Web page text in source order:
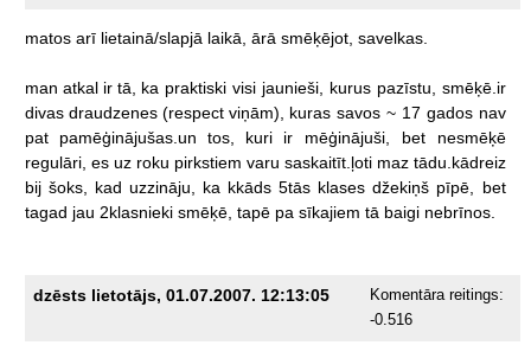
matos arī lietainā/slapjā laikā, ārā smēķējot, savelkas.
man atkal ir tā, ka praktiski visi jaunieši, kurus pazīstu,
smēķē.ir
divas draudzenes (respect viņām), kuras savos ~ 17 gados nav
pat
pamēģinājušas.un tos, kuri ir mēģinājuši, bet
nesmēķē
regulāri, es uz roku pirkstiem varu saskaitīt.ļoti maz tādu.kādreiz
bij šoks, kad uzzināju, ka kkāds 5tās klases džekiņš pīpē,
bet
tagad jau 2klasnieki smēķē, tapē pa sīkajiem tā baigi nebrīnos.
dzēsts lietotājs, 01.07.2007. 12:13:05
Komentāra reitings:
-0.516